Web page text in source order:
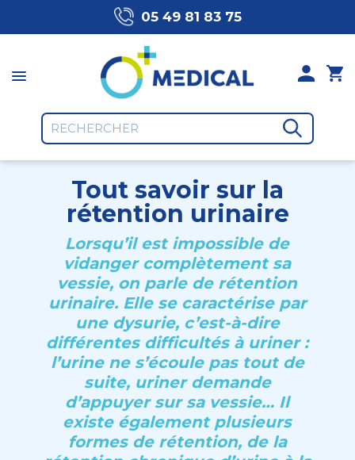
05 49 81 83 75
Tout savoir sur la
rétention urinaire
Lorsqu’il est impossible de
vidanger complètement sa
vessie, on parle derétention
urinaire. Elle se caractérise par
une dysurie, c’est-à-dire
différentes difficultés à uriner :
l’urine ne s’écoule pas tout de
suite, uriner demande
d’appuyer sur sa vessie… Il
existe également plusieurs
formes de rétention, de la